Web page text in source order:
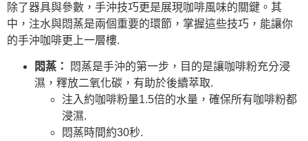
除了器具與參數，手沖技巧更是展現咖啡風味的關鍵。其
中，注水與悶蒸是兩個重要的環節，掌握這些技巧，能讓你
的手沖咖啡更上一層樓.
悶蒸：
悶蒸是手沖的第一步，目的是讓咖啡粉充分浸
濕，釋放二氧化碳，有助於後續萃取.
注入約咖啡粉量1.5倍的水量，確保所有咖啡粉都
浸濕.
悶蒸時間約30秒.